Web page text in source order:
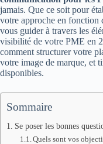
jamais. Que ce soit pour
votre approche en fonction
vous guider à travers les
visibilité de votre PME en
comment structurer votre
votre image de marque, et
disponibles.
Sommaire
Se poser les bonnes
Quels sont vos